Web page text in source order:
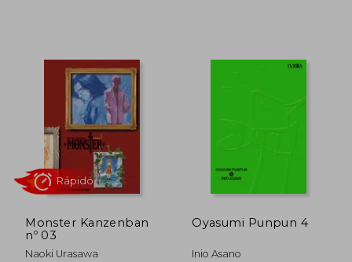
45%
dcto. dcto.
Monster Kanzenban
nº 03
Naoki Urasawa
Oyasumi Punpun 4
Inio Asano